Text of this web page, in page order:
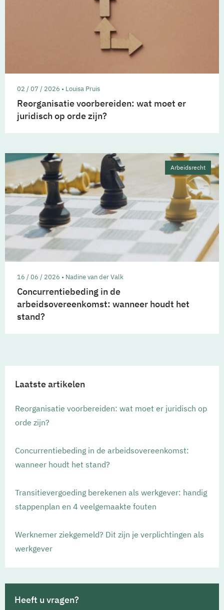
02 / 07 / 2026 • Louisa Pruis
Reorganisatie voorbereiden: wat moet er
juridisch op orde zijn?
Arbeidsrecht
16 / 06 / 2026 • Nadine van der Valk
Concurrentiebeding in de
arbeidsovereenkomst: wanneer houdt het
stand?
Laatste artikelen
Reorganisatie voorbereiden: wat moet er juridisch op
orde zijn?
Concurrentiebeding in de arbeidsovereenkomst:
wanneer houdt het stand?
Transitievergoeding berekenen als werkgever: handig
stappenplan en 4 veelgemaakte fouten
Werknemer ziekgemeld? Dit zijn je verplichtingen als
werkgever
Heeft u vragen?